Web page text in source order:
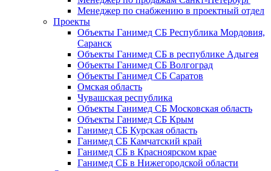
Менеджер по снабжению в проектный отдел
Проекты
Объекты Ганимед СБ Республика Мордовия,
Саранск
Объекты Ганимед СБ в республике Адыгея
Объекты Ганимед СБ Волгоград
Объекты Ганимед СБ Саратов
Омская область
Чувашская республика
Объекты Ганимед СБ Московская область
Объекты Ганимед СБ Крым
Ганимед СБ Курская область
Ганимед СБ Камчатский край
Ганимед СБ в Красноярском крае
Ганимед СБ в Нижегородской области